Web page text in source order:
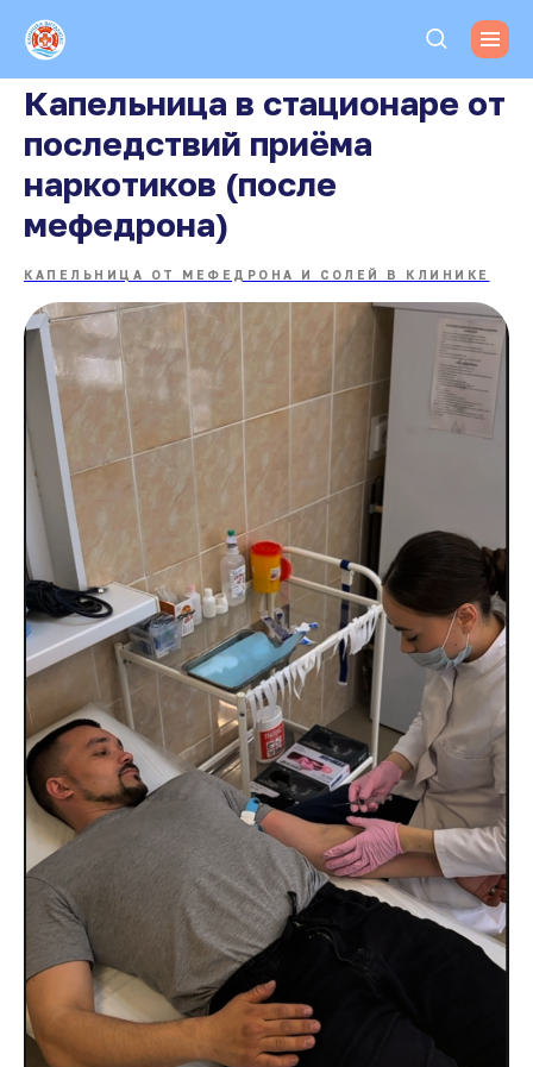
Капельница в стационаре от
последствий приёма
наркотиков (после
мефедрона)
КАПЕЛЬНИЦА ОТ МЕФЕДРОНА И СОЛЕЙ В КЛИНИКЕ